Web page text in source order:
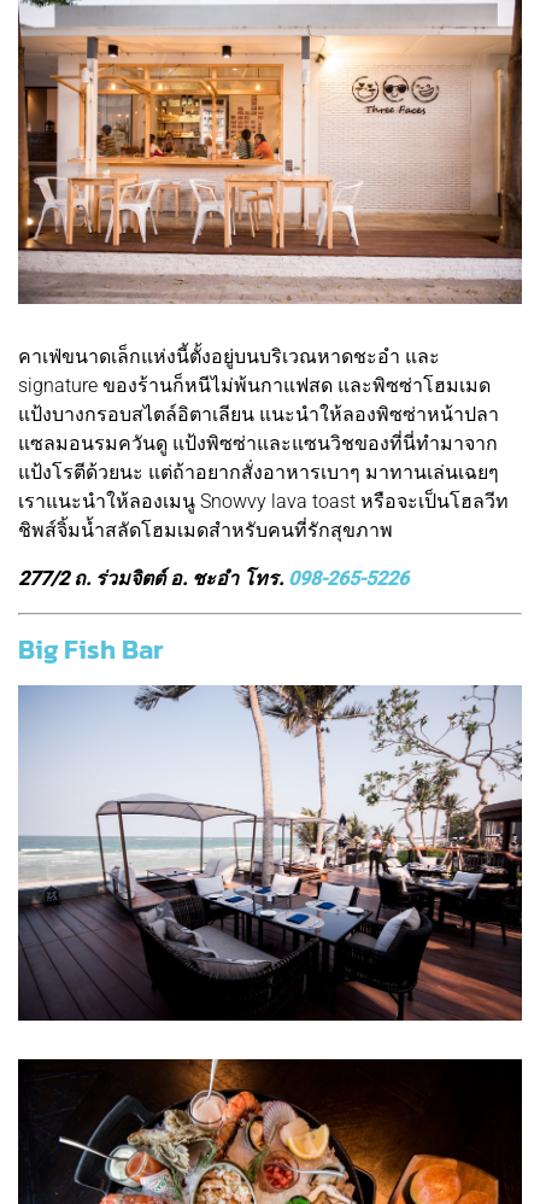
คาเฟ่ขนาดเล็กแห่งนี้ตั้งอยู่บนบริเวณหาดชะอำ และ
signature ของร้านก็หนีไม่พ้นกาแฟสด และพิซซ่าโฮมเมด
แป้งบางกรอบสไตล์อิตาเลียน แนะนำให้ลองพิซซ่าหน้าปลา
แซลมอนรมควันดู แป้งพิซซ่าและแซนวิชของที่นี่ทำมาจาก
แป้งโรตีด้วยนะ แต่ถ้าอยากสั่งอาหารเบาๆ มาทานเล่นเฉยๆ
เราแนะนำให้ลองเมนู Snowvy lava toast หรือจะเป็นโฮลวีท
ชิพส์จิ้มน้ำสลัดโฮมเมดสำหรับคนที่รักสุขภาพ
277/2 ถ. ร่วมจิตต์ อ. ชะอำ โทร. 098-265-5226
Big Fish Bar